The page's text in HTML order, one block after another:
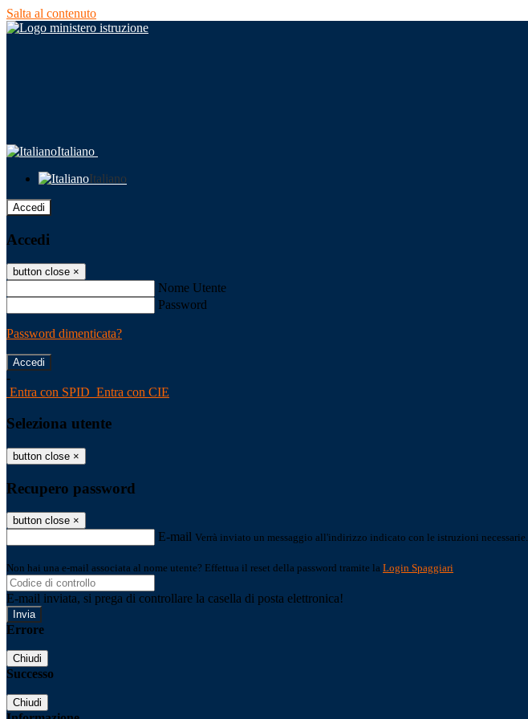
Salta al contenuto
Italiano
Italiano
Accedi
Accedi
button close ×
Nome Utente
Password
Password dimenticata?
-
Entra con SPID Entra con CIE
Seleziona utente
button close ×
Recupero password
button close ×
E-mail Verrà inviato un messaggio all'indirizzo indicato con le istruzioni necessarie.
Non hai una e-mail associata al nome utente? Effettua il reset della password tramite la Login Spaggiari
E-mail inviata, si prega di controllare la casella di posta elettronica!
Errore
Chiudi
Successo
Chiudi